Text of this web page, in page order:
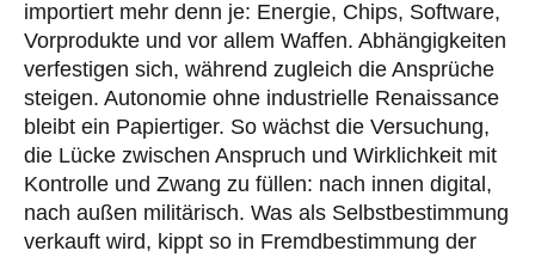
importiert mehr denn je: Energie, Chips, Software,
Vorprodukte und vor allem Waffen. Abhängigkeiten
verfestigen sich, während zugleich die Ansprüche
steigen. Autonomie ohne industrielle Renaissance
bleibt ein Papiertiger. So wächst die Versuchung,
die Lücke zwischen Anspruch und Wirklichkeit mit
Kontrolle und Zwang zu füllen: nach innen digital,
nach außen militärisch. Was als Selbstbestimmung
verkauft wird, kippt so in Fremdbestimmung der